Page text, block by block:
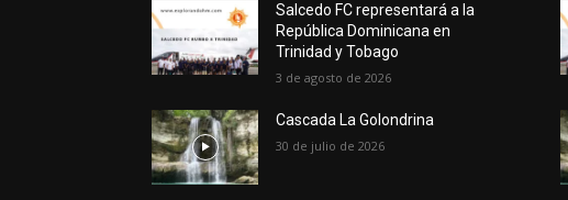
Salcedo FC representará a la
República Dominicana en
Trinidad y Tobago
3 de agosto de 2026
Cascada La Golondrina
30 de julio de 2026